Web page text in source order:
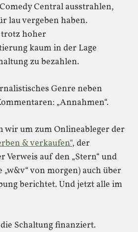
Central ausstrahlen,
lau vergeben haben.
hoher
kaum in der Lage
zu bezahlen.
Genre neben
„Annahmen“.
wir um zum Onlineableger der
& verkaufen“, der
Verweis auf den „Stern“ und
von morgen) auch über
berichtet. Und jetzt alle im
Schaltung finanziert.